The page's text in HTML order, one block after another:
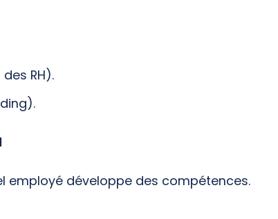
RH).
employé développe des compétences.